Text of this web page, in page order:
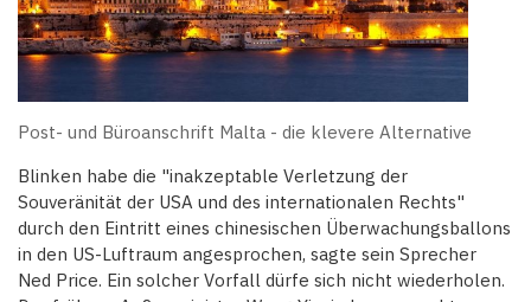
Post- und Büroanschrift Malta - die klevere Alternative
Blinken habe die "inakzeptable Verletzung der
Souveränität der USA und des internationalen Rechts"
durch den Eintritt eines chinesischen Überwachungsballons
in den US-Luftraum angesprochen, sagte sein Sprecher
Ned Price. Ein solcher Vorfall dürfe sich nicht wiederholen.